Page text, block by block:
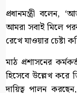
প্রধানমন্ত্রী
আমরা সবাই মিলে
রেখে যাওয়ার চেষ্টা
মাঠ প্রশাসনের
হিসেবে উল্লেখ করে
দায়িত্ব পালন